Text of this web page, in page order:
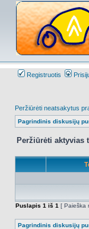
Registruotis
Peržiūrėti neatsakytus
Pagrindinis diskusijų
Peržiūrėti aktyvias
Puslapis 1 iš 1 [ Paieška
Pagrindinis diskusijų